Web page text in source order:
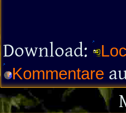
Download:
Kommentare